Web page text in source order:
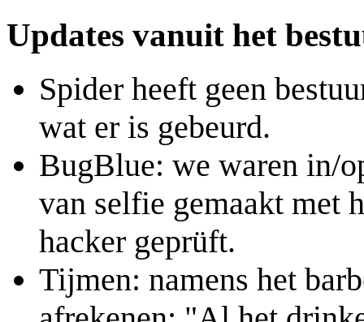
Updates vanuit het
Spider heeft geen
wat er is gebeurd.
BugBlue: we waren in/
van selfie gemaakt met
hacker geprüft.
Tijmen: namens het